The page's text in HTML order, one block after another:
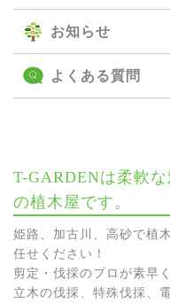
お知らせ
よくある質問
T-GARDENは柔軟
の植木屋です。
姫路、加古川、高砂で植
任せください！
剪定・伐採のプロが素早
立木の伐採、特殊伐採、